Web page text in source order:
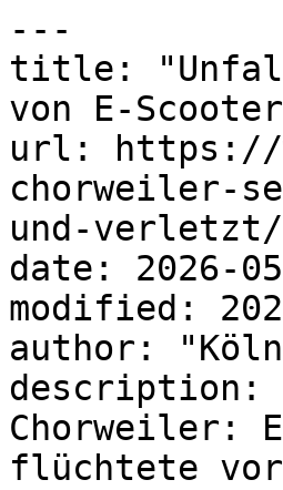
---
title: "Unfall
von E-
url: https://
chorweiler-
und-verletzt/
date: 2026-
modified:
author:
Chorweiler:
flüchtete